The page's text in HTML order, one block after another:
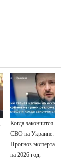
Когда закончится
СВО на Украине:
Прогноз эксперта
на 2026 год,